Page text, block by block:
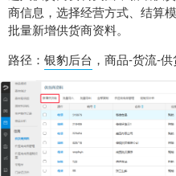
商信息，选择经营方式、结算
批量新增供货商资料。
路径： 银豹后台 ，商品-货流-